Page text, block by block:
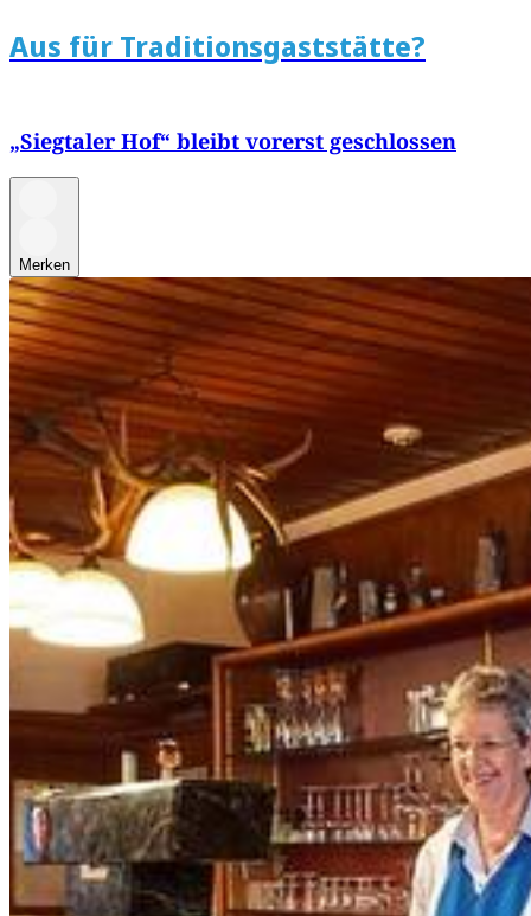
Aus für Traditionsgaststätte?
„Siegtaler Hof“ bleibt vorerst geschlossen
Merken